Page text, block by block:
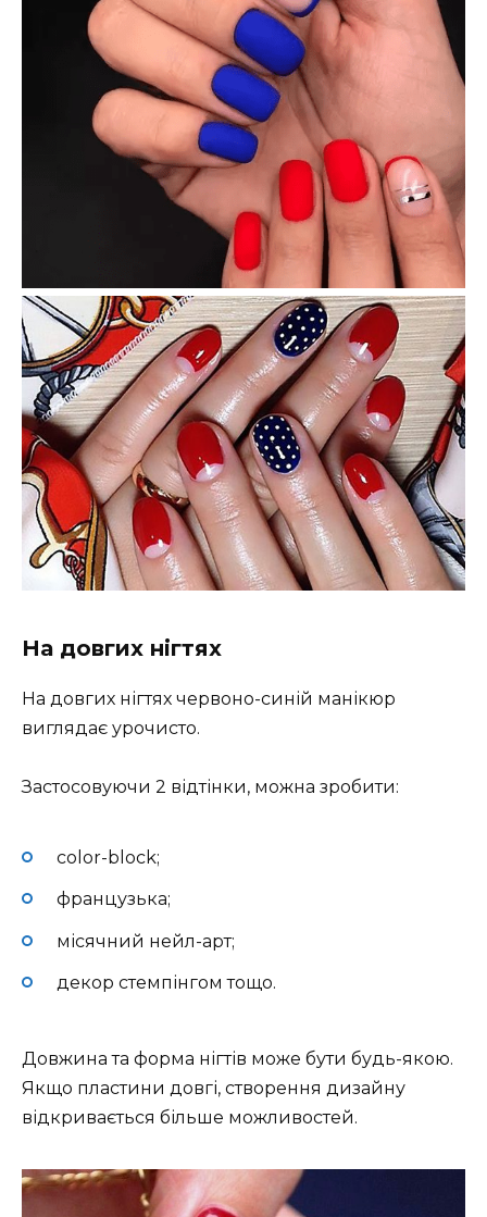
На довгих нігтях
На довгих нігтях червоно-синій манікюр
виглядає урочисто.
Застосовуючи 2 відтінки, можна зробити:
color-block;
французька;
місячний нейл-арт;
декор стемпінгом тощо.
Довжина та форма нігтів може бути будь-якою.
Якщо пластини довгі, створення дизайну
відкривається більше можливостей.